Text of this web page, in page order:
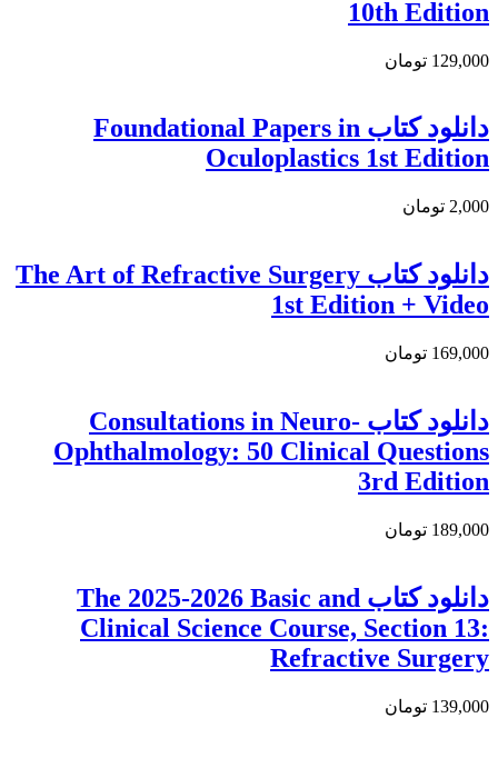
10th Edition
129,000 تومان
دانلود كتاب Foundational Papers in
Oculoplastics 1st Edition
2,000 تومان
دانلود کتاب The Art of Refractive Surgery
1st Edition + Video
169,000 تومان
دانلود کتاب Consultations in Neuro-
Ophthalmology: 50 Clinical Questions
3rd Edition
189,000 تومان
دانلود كتاب The 2025-2026 Basic and
Clinical Science Course, Section 13:
Refractive Surgery
139,000 تومان